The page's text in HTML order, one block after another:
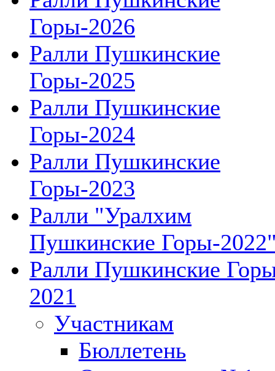
Горы-2026
Ралли Пушкинские
Горы-2025
Ралли Пушкинские
Горы-2024
Ралли Пушкинские
Горы-2023
Ралли "Уралхим
Пушкинские Горы-
Ралли Пушкинские
2021
Участникам
Бюллетень